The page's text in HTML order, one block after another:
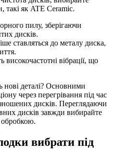
такі як ATE Ceramic.
пилу, зберігаючи
дисків.
ставляться до металу диска,
високочастотні вібрації, що
нові деталі? Основними
через перегрівання під час
дисків. Переглядаючи
дисків завжди вибирайте
вибрати під